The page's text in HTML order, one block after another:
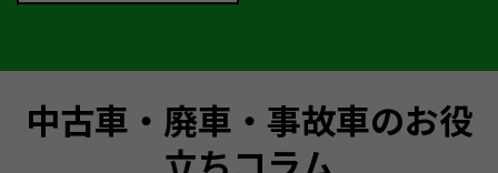
中古車・廃車・事故車のお役